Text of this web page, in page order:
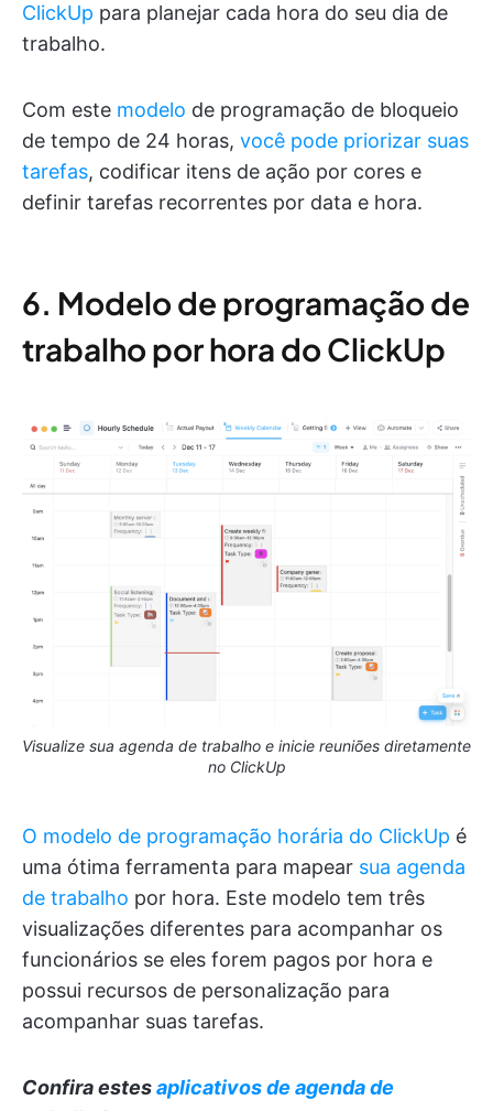
ClickUp para planejar cada hora do seu dia de
trabalho.
Com este modelo de programação de bloqueio
de tempo de 24 horas, você pode priorizar suas
tarefas, codificar itens de ação por cores e
definir tarefas recorrentes por data e hora.
6. Modelo de programação de
trabalho por hora do ClickUp
Visualize sua agenda de trabalho e inicie reuniões diretamente
no ClickUp
O modelo de programação horária do ClickUp é
uma ótima ferramenta para mapear sua agenda
de trabalho por hora. Este modelo tem três
visualizações diferentes para acompanhar os
funcionários se eles forem pagos por hora e
possui recursos de personalização para
acompanhar suas tarefas.
Confira estesaplicativos de agenda de